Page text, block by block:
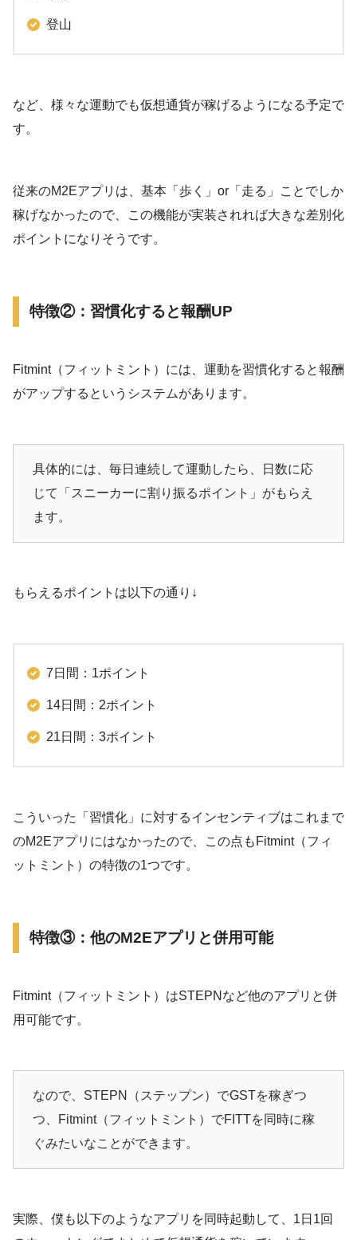
登山
など、様々な運動でも仮想通貨が稼げるようになる予定で
す。
従来のM2Eアプリは、基本「歩く」or「走る」ことでしか
稼げなかったので、この機能が実装されれば大きな差別化
ポイントになりそうです。
特徴②：習慣化すると報酬UP
Fitmint（フィットミント）には、運動を習慣化すると報酬
がアップするというシステムがあります。
具体的には、毎日連続して運動したら、日数に応
じて「スニーカーに割り振るポイント」がもらえ
ます。
もらえるポイントは以下の通り↓
7日間：1ポイント
14日間：2ポイント
21日間：3ポイント
こういった「習慣化」に対するインセンティブはこれまで
のM2Eアプリにはなかったので、この点もFitmint（フィ
ットミント）の特徴の1つです。
特徴③：他のM2Eアプリと併用可能
Fitmint（フィットミント）はSTEPNなど他のアプリと併
用可能です。
なので、STEPN（ステップン）でGSTを稼ぎつ
つ、Fitmint（フィットミント）でFITTを同時に稼
ぐみたいなことができます。
実際、僕も以下のようなアプリを同時起動して、1日1回